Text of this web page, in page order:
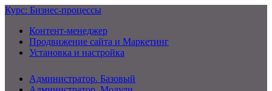
Курс: Бизнес-процессы
Контент-менеджер
Продвижение сайта и Маркетинг
Установка и настройка
Администратор. Базовый